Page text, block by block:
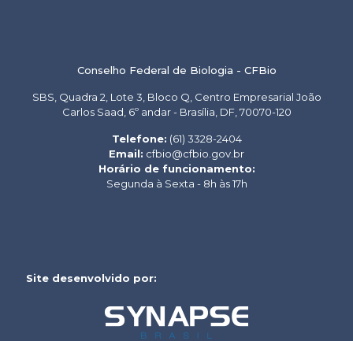
Conselho Federal de Biologia - CFBio
SBS, Quadra 2, Lote 3, Bloco Q, Centro Empresarial João
Carlos Saad, 6º andar - Brasília, DF, 70070-120
Telefone: (61) 3328-2404
Email: cfbio@cfbio.gov.br
Horário de funcionamento:
Segunda à Sexta - 8h às 17h
Site desenvolvido por: